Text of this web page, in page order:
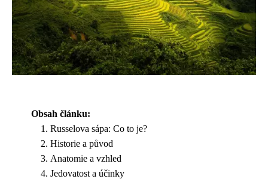
Obsah článku:
Russelova sápa: Co to je?
Historie a původ
Anatomie a vzhled
Jedovatost a účinky